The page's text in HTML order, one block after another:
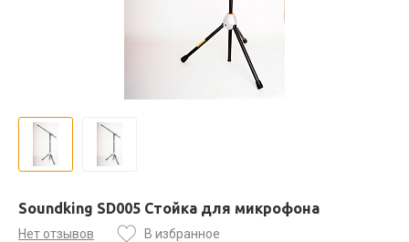
Soundking SD005 Стойка для микрофона
Нет отзывов В избранное